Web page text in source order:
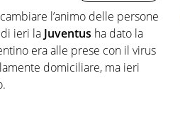
l’animo delle persone
ieri la Juventus ha dato la
era alle prese con il virus
domiciliare, ma ieri